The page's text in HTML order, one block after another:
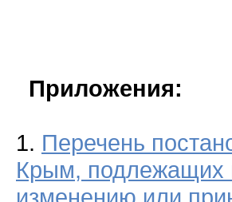
Приложения:
1. Перечень
Крым, подлежащих